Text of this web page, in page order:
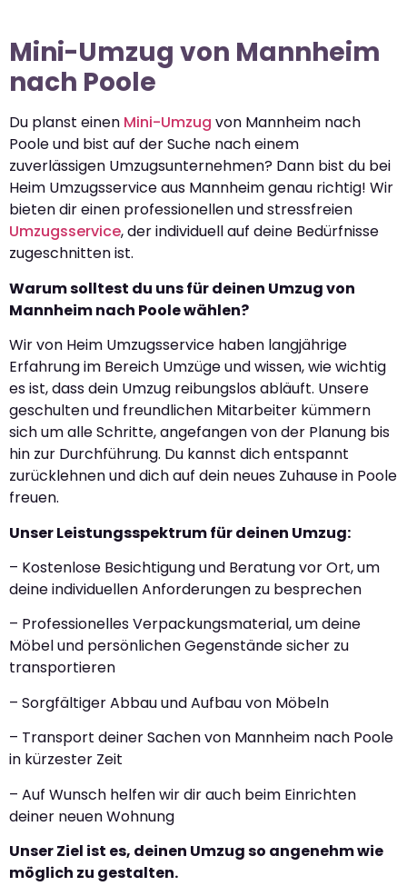
Mini-Umzug von Mannheim
nach Poole
Du planst einen Mini-Umzug von Mannheim nach
Poole und bist auf der Suche nach einem
zuverlässigen Umzugsunternehmen? Dann bist du bei
Heim Umzugsservice aus Mannheim genau richtig! Wir
bieten dir einen professionellen und stressfreien
Umzugsservice, der individuell auf deine Bedürfnisse
zugeschnitten ist.
Warum solltest du uns für deinen Umzug von
Mannheim nach Poole wählen?
Wir von Heim Umzugsservice haben langjährige
Erfahrung im Bereich Umzüge und wissen, wie wichtig
es ist, dass dein Umzug reibungslos abläuft. Unsere
geschulten und freundlichen Mitarbeiter kümmern
sich um alle Schritte, angefangen von der Planung bis
hin zur Durchführung. Du kannst dich entspannt
zurücklehnen und dich auf dein neues Zuhause in Poole
freuen.
Unser Leistungsspektrum für deinen Umzug:
– Kostenlose Besichtigung und Beratung vor Ort, um
deine individuellen Anforderungen zu besprechen
– Professionelles Verpackungsmaterial, um deine
Möbel und persönlichen Gegenstände sicher zu
transportieren
– Sorgfältiger Abbau und Aufbau von Möbeln
– Transport deiner Sachen von Mannheim nach Poole
in kürzester Zeit
– Auf Wunsch helfen wir dir auch beim Einrichten
deiner neuen Wohnung
Unser Ziel ist es, deinen Umzug so angenehm wie
möglich zu gestalten.